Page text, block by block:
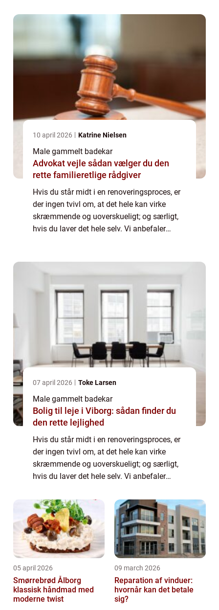
10 april 2026 Katrine Nielsen
Male gammelt badekar
Advokat vejle sådan vælger du den
rette familieretlige rådgiver
Hvis du står midt i en renoveringsproces, er
der ingen tvivl om, at det hele kan virke
skræmmende og uoverskueligt; og særligt,
hvis du laver det hele selv. Vi anbefaler
07 april 2026 Toke Larsen
Male gammelt badekar
Bolig til leje i Viborg: sådan finder du
den rette lejlighed
Hvis du står midt i en renoveringsproces, er
der ingen tvivl om, at det hele kan virke
skræmmende og uoverskueligt; og særligt,
hvis du laver det hele selv. Vi anbefaler
hjælpe dig. Det er både en god i...
05 april 2026
Smørrebrød Ålborg
klassisk håndmad med
moderne twist
09 march 2026
Reparation af vinduer:
hvornår kan det betale
sig?